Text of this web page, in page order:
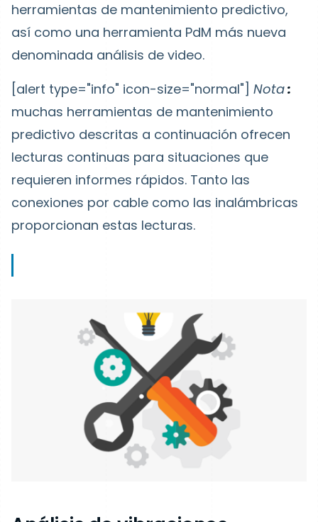
herramientas de mantenimiento predictivo,
así como una herramienta PdM más nueva
denominada análisis de video.
[alert type="info" icon-size="normal"] Nota:
muchas herramientas de mantenimiento
predictivo descritas a continuación ofrecen
lecturas continuas para situaciones que
requieren informes rápidos. Tanto las
conexiones por cable como las inalámbricas
proporcionan estas lecturas.